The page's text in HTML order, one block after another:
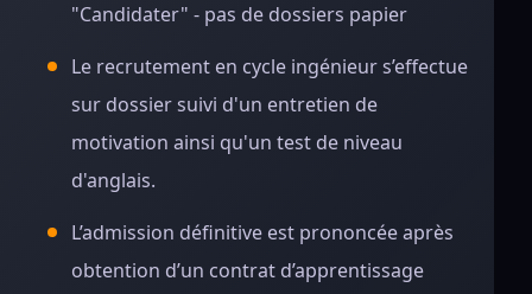
"Candidater" - pas de dossiers papier
Le recrutement en cycle ingénieur s’effectue
sur dossier suivi d'un entretien de
motivation ainsi qu'un test de niveau
d'anglais.
L’admission définitive est prononcée après
obtention d’un contrat d’apprentissage